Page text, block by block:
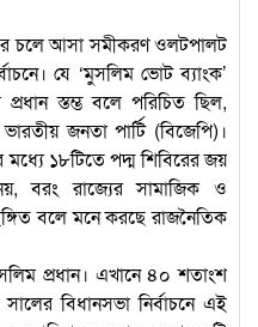
চলে আসা সমীকরণ ওলটপালট
যে ‘মুসলিম ভোট ব্যাংক’
স্তম্ভ বলে পরিচিত ছিল,
জনতা পার্টি (বিজেপি)।
১৮টিতে পদ্ম শিবিরের জয়
বরং রাজ্যের সামাজিক ও
বলে মনে করছে রাজনৈতিক
প্রধান। এখানে ৪০ শতাংশ
বিধানসভা নির্বাচনে এই